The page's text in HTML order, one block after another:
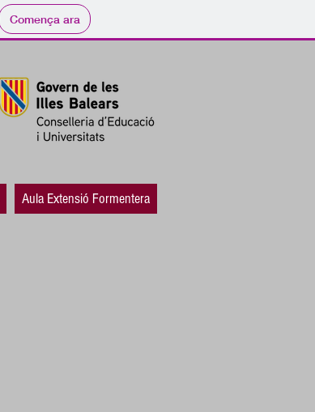
Comença ara
Aula Extensió Formentera